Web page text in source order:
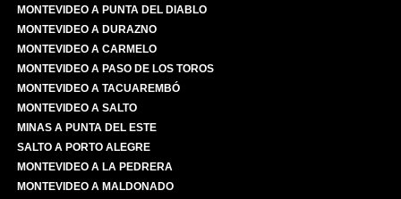
MONTEVIDEO A PUNTA DEL DIABLO
MONTEVIDEO A DURAZNO
MONTEVIDEO A CARMELO
MONTEVIDEO A PASO DE LOS TOROS
MONTEVIDEO A TACUAREMBÓ
MONTEVIDEO A SALTO
MINAS A PUNTA DEL ESTE
SALTO A PORTO ALEGRE
MONTEVIDEO A LA PEDRERA
MONTEVIDEO A MALDONADO